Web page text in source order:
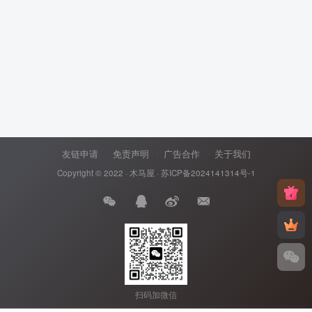
友链申请 免责声明 广告合作 关于我们
Copyright © 2022 · 木马屋 · 苏ICP备2024141314号-1
扫码加微信